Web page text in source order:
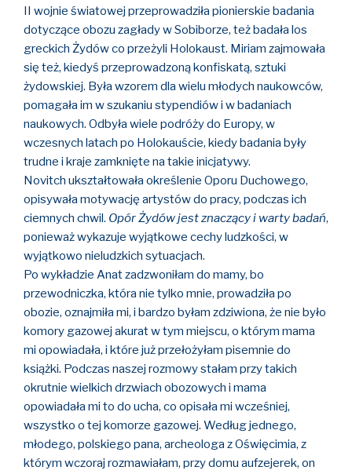
II wojnie światowej przeprowadziła pionierskie badania
dotyczące obozu zagłady w Sobiborze, też badała los
greckich Żydów co przeżyli Holokaust. Miriam zajmowała
się też, kiedyś przeprowadzoną konfiskatą, sztuki
żydowskiej. Była wzorem dla wielu młodych naukowców,
pomagała im w szukaniu stypendiów i w badaniach
naukowych. Odbyła wiele podróży do Europy, w
wczesnych latach po Holokauście, kiedy badania były
trudne i kraje zamknięte na takie inicjatywy.
Novitch ukształtowała określenie Oporu Duchowego,
opisywała motywację artystów do pracy, podczas ich
ciemnych chwil. Opór Żydów jest znaczący i warty badań,
ponieważ wykazuje wyjątkowe cechy ludzkości, w
wyjątkowo nieludzkich sytuacjach.
Po wykładzie Anat zadzwoniłam do mamy, bo
przewodniczka, która nie tylko mnie, prowadziła po
obozie, oznajmiła mi, i bardzo byłam zdziwiona, że nie było
komory gazowej akurat w tym miejscu, o którym mama
mi opowiadała, i które już przełożyłam pisemnie do
książki. Podczas naszej rozmowy stałam przy takich
okrutnie wielkich drzwiach obozowych i mama
opowiadała mi to do ucha, co opisała mi wcześniej,
wszystko o tej komorze gazowej. Według jednego,
młodego, polskiego pana, archeologa z Oświęcimia, z
którym wczoraj rozmawiałam, przy domu aufzejerek, on